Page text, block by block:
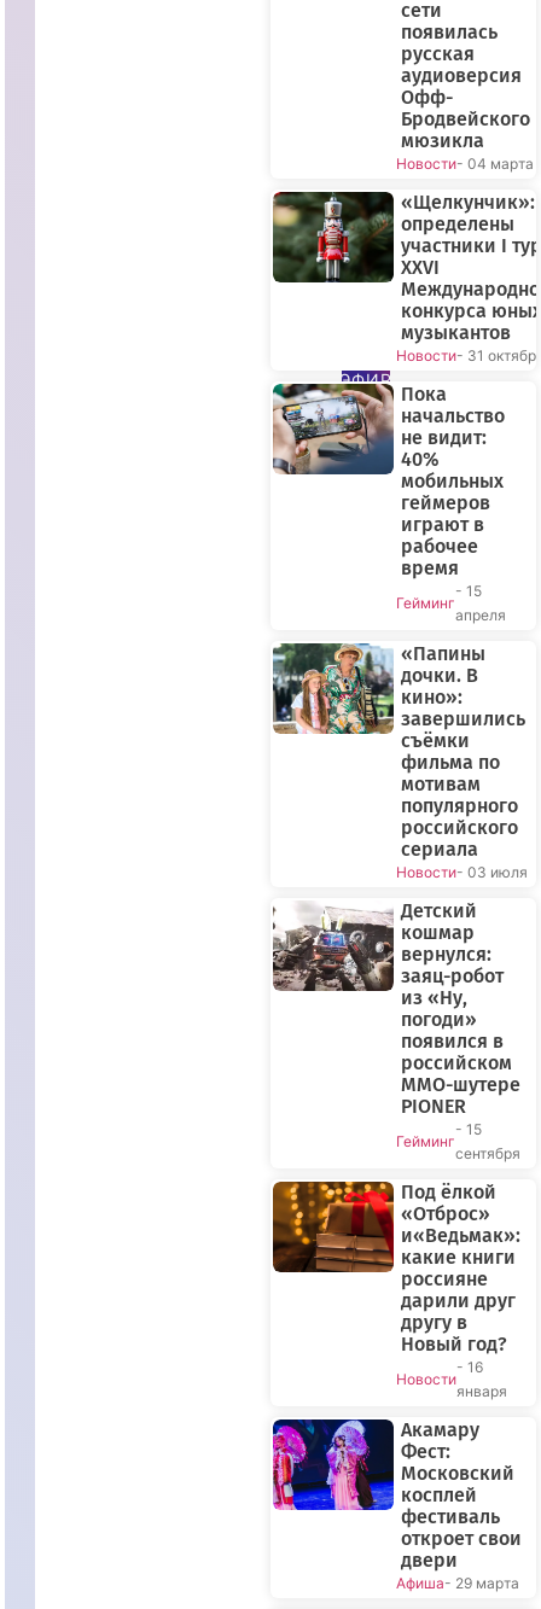
ПРЯМОЙ
ЭФИР
сети
появилась
русская
аудиоверсия
Офф-
Бродвейского
мюзикла
Новости- 04 марта
«Щелкунчик»:
определены
участники I
XXVI
конкурса юных
музыкантов
Новости- 31
Пока
начальство
не видит:
40%
мобильных
геймеров
играют в
рабочее
время
Гейминг
- 15
апреля
«Папины
дочки. В
кино»:
завершились
съёмки
фильма по
мотивам
популярного
российского
сериала
Новости- 03 июля
Детский
кошмар
вернулся:
заяц-робот
из «Ну,
погоди»
появился в
российском
MMO-шутере
PIONER
Гейминг
- 15
сентября
Под ёлкой
«Отброс»
и«Ведьмак»:
какие книги
россияне
дарили друг
другу в
Новый год?
Новости
- 16
января
Акамару
Фест:
Московский
косплей
фестиваль
откроет свои
двери
Афиша- 29 марта